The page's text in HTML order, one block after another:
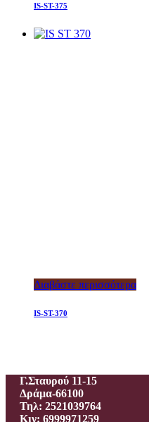
IS-ST-375
Διαβάστε περισσότερα
IS-ST-370
Γ.Σταυρού 11-15
Δράμα-66100
Τηλ: 2521039764
Κιν: 6999971259